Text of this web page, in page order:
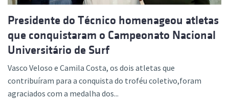
Presidente do Técnico homenageou atletas
que conquistaram o Campeonato Nacional
Universitário de Surf
Vasco Veloso e Camila Costa, os dois atletas que
contribuíram para a conquista do troféu coletivo,foram
agraciados com a medalha dos...